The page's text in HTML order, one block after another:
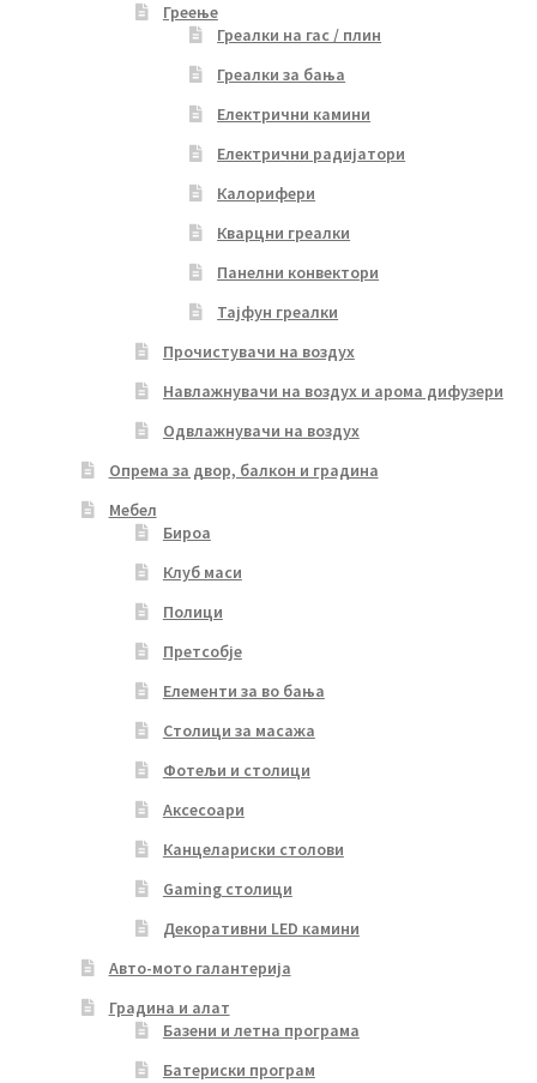
Греење
Греалки на гас / плин
Греалки за бања
Електрични камини
Електрични радијатори
Калорифери
Кварцни греалки
Панелни конвектори
Тајфун греалки
Прочистувачи на воздух
Навлажнувачи на воздух и арома дифузери
Одвлажнувачи на воздух
Опрема за двор, балкон и градина
Мебел
Бироа
Клуб маси
Полици
Претсобје
Елементи за во бања
Столици за масажа
Фотељи и столици
Аксесоари
Канцелариски столови
Gaming столици
Декоративни LED камини
Авто-мото галантерија
Градина и алат
Базени и летна програма
Батериски програм